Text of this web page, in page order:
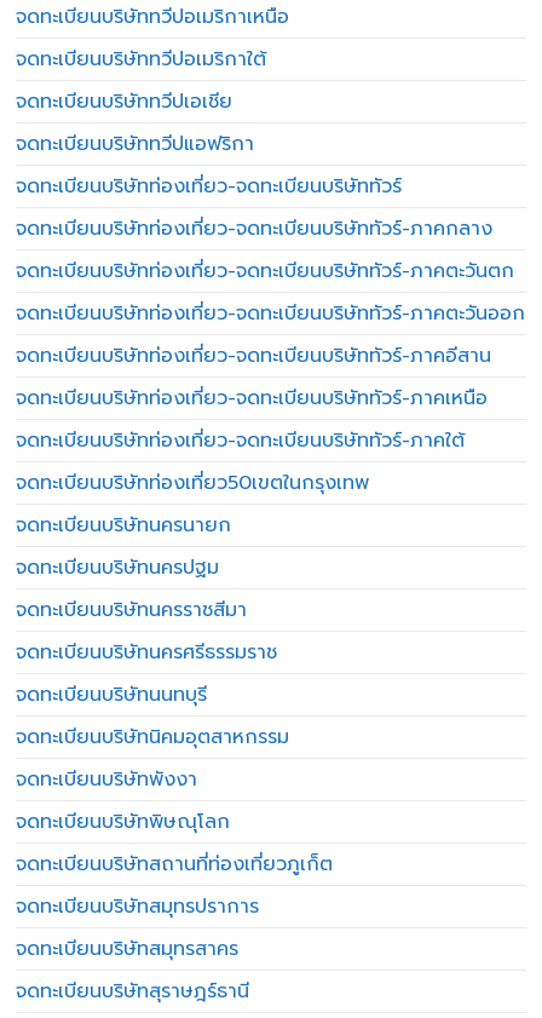
จดทะเบียนบริษัททวีปอเมริกาเหนือ
จดทะเบียนบริษัททวีปอเมริกาใต้
จดทะเบียนบริษัททวีปเอเชีย
จดทะเบียนบริษัททวีปแอฟริกา
จดทะเบียนบริษัทท่องเที่ยว-จดทะเบียนบริษัททัวร์
จดทะเบียนบริษัทท่องเที่ยว-จดทะเบียนบริษัททัวร์-ภาคกลาง
จดทะเบียนบริษัทท่องเที่ยว-จดทะเบียนบริษัททัวร์-ภาคตะวันตก
จดทะเบียนบริษัทท่องเที่ยว-จดทะเบียนบริษัททัวร์-ภาคตะวันออก
จดทะเบียนบริษัทท่องเที่ยว-จดทะเบียนบริษัททัวร์-ภาคอีสาน
จดทะเบียนบริษัทท่องเที่ยว-จดทะเบียนบริษัททัวร์-ภาคเหนือ
จดทะเบียนบริษัทท่องเที่ยว-จดทะเบียนบริษัททัวร์-ภาคใต้
จดทะเบียนบริษัทท่องเที่ยว50เขตในกรุงเทพ
จดทะเบียนบริษัทนครนายก
จดทะเบียนบริษัทนครปฐม
จดทะเบียนบริษัทนครราชสีมา
จดทะเบียนบริษัทนครศรีธรรมราช
จดทะเบียนบริษัทนนทบุรี
จดทะเบียนบริษัทนิคมอุตสาหกรรม
จดทะเบียนบริษัทพังงา
จดทะเบียนบริษัทพิษณุโลก
จดทะเบียนบริษัทสถานที่ท่องเที่ยวภูเก็ต
จดทะเบียนบริษัทสมุทรปราการ
จดทะเบียนบริษัทสมุทรสาคร
จดทะเบียนบริษัทสุราษฎร์ธานี